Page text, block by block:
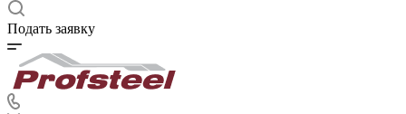
Подать заявку